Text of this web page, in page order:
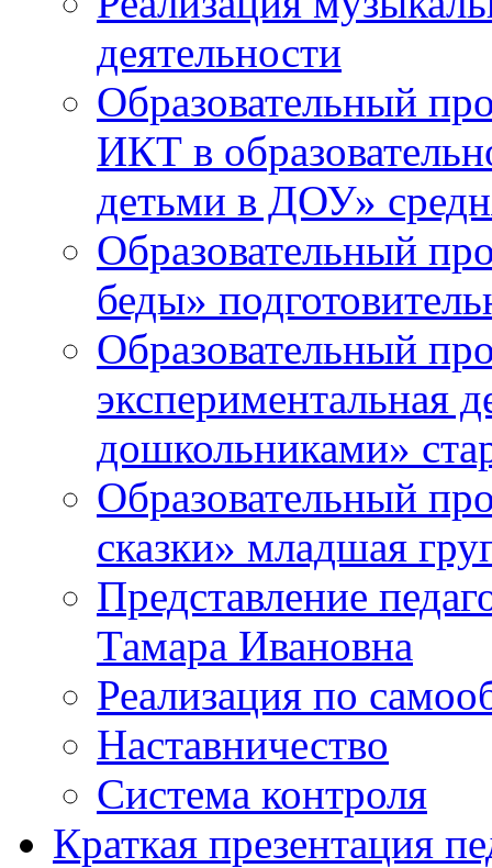
деятельности
Образовательный
ИКТ в
детьми в ДОУ»
Образовательный
беды»
Образовательный
экспериментальная
дошкольниками»
Образовательный
сказки» младшая
Представление
Тамара Ивановна
Реализация по
Наставничество
Система контроля
Краткая презентация